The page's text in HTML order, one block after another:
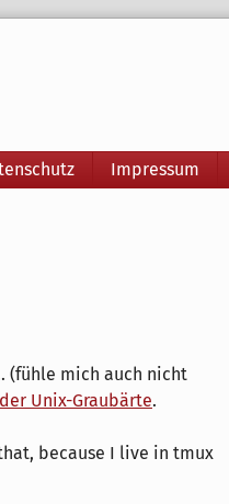
Impressum
(fühle mich auch nicht
Unix-Graubärte.
because I live in tmux